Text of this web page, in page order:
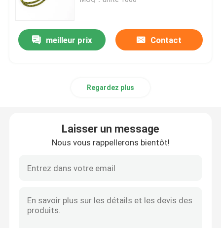
Tissu réfléchi d'arc-en-ciel
meilleur prix Contact
Regardez plus
Laisser un message
Nous vous rappellerons bientôt!